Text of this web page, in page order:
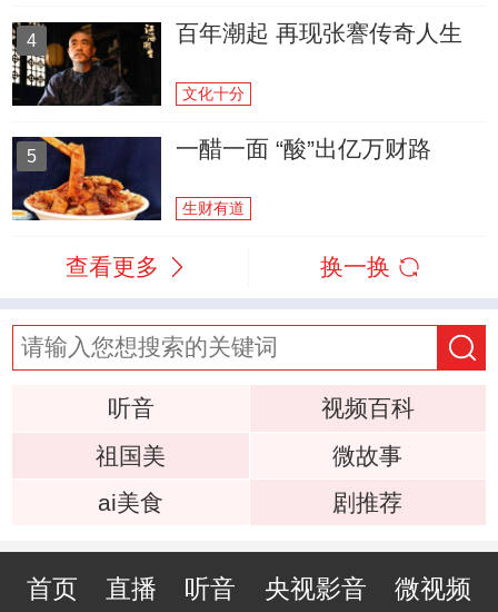
4 百年潮起 再现张謇传奇人生
文化十分
5 一醋一面 “酸”出亿万财路
生财有道
查看更多 换一换
听音
视频百科
祖国美
微故事
ai美食
剧推荐
首页 直播 听音 央视影音 微视频